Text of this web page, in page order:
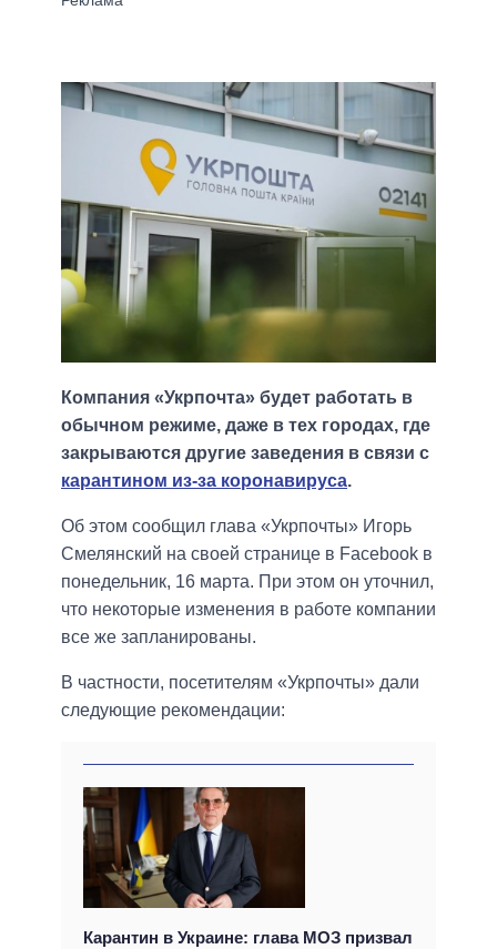
Компания «Укрпочта» будет работать в
обычном режиме, даже в тех городах, где
закрываются другие заведения в связи с
карантином из-за коронавируса.
Об этом сообщил глава «Укрпочты» Игорь
Смелянский на своей странице в Facebook в
понедельник, 16 марта. При этом он уточнил,
что некоторые изменения в работе компании
все же запланированы.
В частности, посетителям «Укрпочты» дали
следующие рекомендации:
Карантин в Украине: глава МОЗ призвал